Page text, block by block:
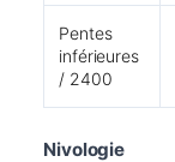
Pentes
inférieures
/ 2400
Nivologie